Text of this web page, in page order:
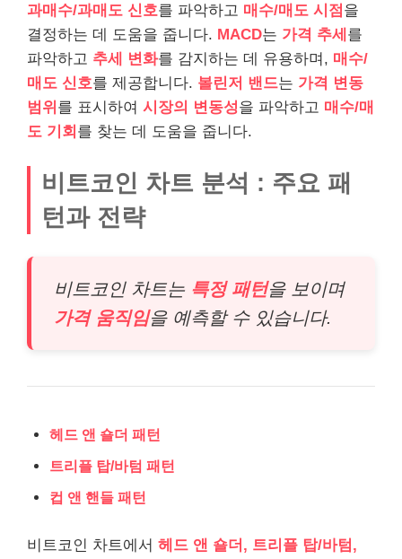
과매수/과매도 신호를 파악하고 매수/매도 시점 을
결정하는 데 도움을 줍니다. MACD는 가격 추세 를
파악하고 추세 변화를 감지하는 데 유용하며, 매수/
매도 신호를 제공합니다. 볼린저 밴드는 가격 변동
범위 를 표시하여 시장의 변동성을 파악하고 매수/매
도 기회 를 찾는 데 도움을 줍니다.
비트코인 차트 분석 : 주요 패
턴과 전략
비트코인 차트는 특정 패턴을 보이며
가격 움직임을 예측할 수 있습니다.
헤드 앤 숄더 패턴
트리플 탑/바텀 패턴
컵 앤 핸들 패턴
비트코인 차트에서 헤드 앤 숄더, 트리플 탑/바텀,